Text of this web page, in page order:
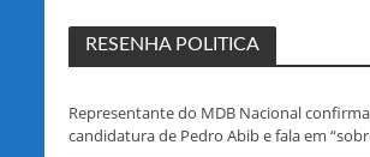
RESENHA POLITICA
Representante do MDB Nacional
candidatura de Pedro Abib e fala em